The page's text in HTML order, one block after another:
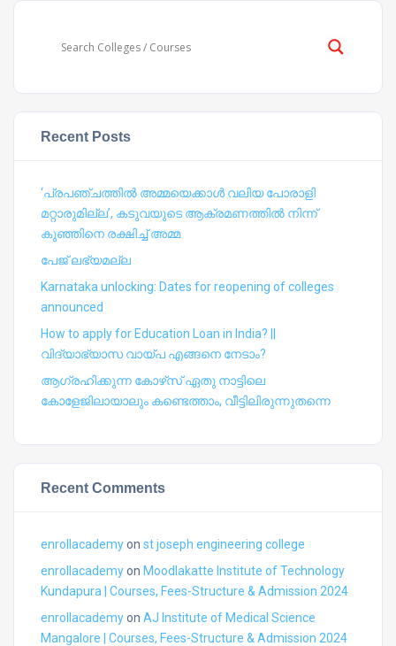
Recent Posts
‘പ്രപഞ്ചത്തില്‍ അമ്മയെക്കാള്‍ വലിയ പോരാളി
മറ്റാരുമില്ല’, കടുവയുടെ ആക്രമണത്തില്‍ നിന്ന്
കുഞ്ഞിനെ രക്ഷിച്ച് അമ്മ
പേജ് ലഭ്യമല്ല
Karnataka unlocking: Dates for reopening of colleges
announced
How to apply for Education Loan in India? ||
വിദ്യാഭ്യാസ വായ്പ എങ്ങനെ നേടാം?
ആഗ്രഹിക്കുന്ന കോഴ്‍സ് ഏതു നാട്ടിലെ
കോളേജിലായാലും കണ്ടെത്താം, വീട്ടിലിരുന്നുതന്നെ
Recent Comments
enrollacademyon st joseph engineering college
enrollacademyon Moodlakatte Institute of Technology
Kundapura | Courses, Fees-Structure & Admission 2024
enrollacademyon AJ Institute of Medical Science
Mangalore | Courses, Fees-Structure & Admission 2024